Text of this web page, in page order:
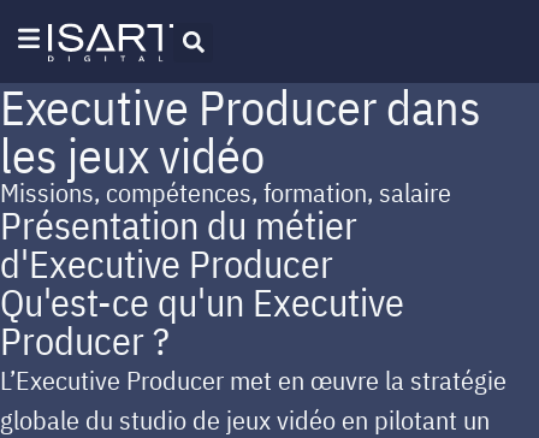
Executive Producer dans
les jeux vidéo
Missions, compétences, formation, salaire
Présentation du métier
d'Executive Producer
Qu'est-ce qu'un Executive
Producer ?
L’Executive Producer met en œuvre la stratégie
globale du studio de jeux vidéo en pilotant un